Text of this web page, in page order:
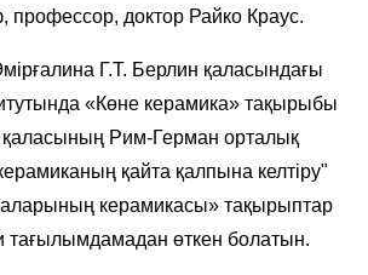
доктор Райко Краус.
Г.Т. Берлин қаласындағы
«Көне керамика» тақырыбы
Рим-Герман орталық
қайта қалпына келтіру"
керамикасы» тақырыптар
өткен болатын.